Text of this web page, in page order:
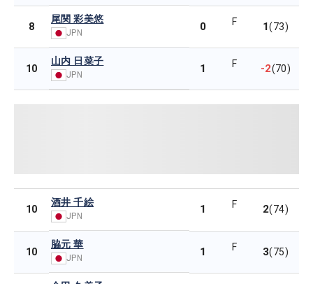
8
尾関 彩美悠
JPN 0 F 1(73)
10
山内 日菜子
JPN 1 F -2(70)
10
酒井 千絵
JPN
1 F 2(74)
10
脇元 華
JPN 1 F 3(75)